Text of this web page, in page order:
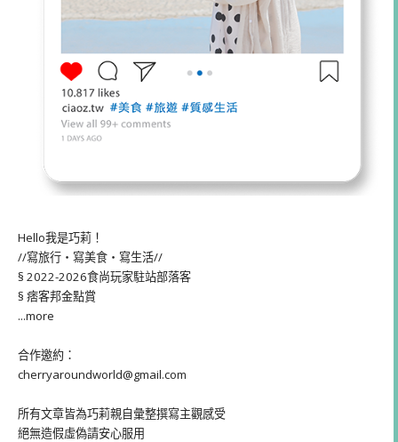
Hello我是巧莉！
//寫旅行・寫美食・寫生活//
§ 2022-2026食尚玩家駐站部落客
§ 痞客邦金點賞
...more
合作邀約：
cherryaroundworld@gmail.com
所有文章皆為巧莉親自彙整撰寫主觀感受
絕無造假虛偽請安心服用